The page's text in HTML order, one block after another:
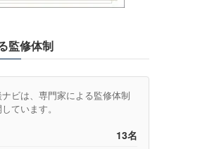
監修体制
ビは、専門家による監修体制
ています。
13名